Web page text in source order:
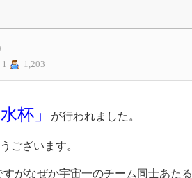
1 1,203
杯」 が行われました。
ございます。
がなぜか宇宙一のチーム同士あたる